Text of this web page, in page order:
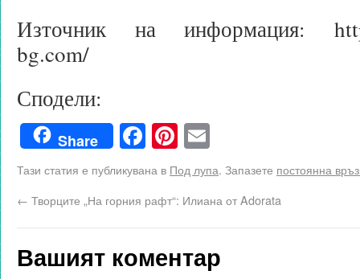
Източник на информация:
bg.com/
Сподели:
Share Facebook
Pinterest
Тази статия е публикувана в Под лупа. Запазете постоянна
← Творците „На горния рафт“: Илиана от Adorata
Вашият коментар